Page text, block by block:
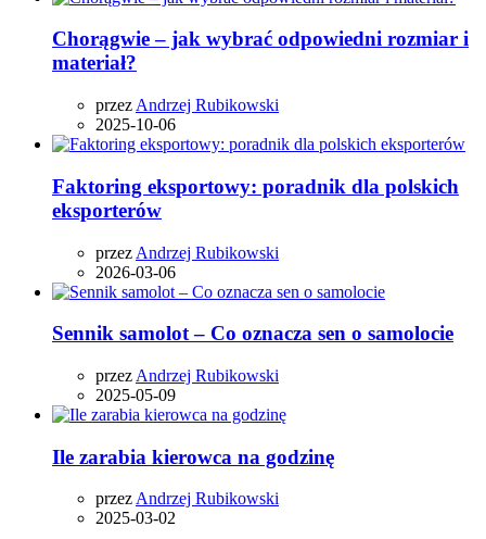
Chorągwie – jak wybrać odpowiedni rozmiar i
materiał?
przez Andrzej Rubikowski
2025-10-06
Faktoring eksportowy: poradnik dla polskich
eksporterów
przez Andrzej Rubikowski
2026-03-06
Sennik samolot – Co oznacza sen o samolocie
przez Andrzej Rubikowski
2025-05-09
Ile zarabia kierowca na godzinę
przez Andrzej Rubikowski
2025-03-02